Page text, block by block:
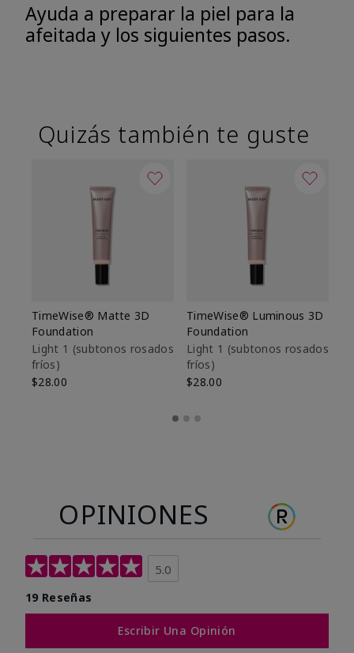
Ayuda a preparar la piel para la
afeitada y los siguientes pasos.
Quizás también te guste
TimeWise® Matte 3D
Foundation
Light 1​ (subtonos rosados
fríos)
$28.00
TimeWise® Luminous 3D
Foundation
Light 1​ (subtonos rosados
fríos)
$28.00
OPINIONES
5.0
19 Reseñas
Escribir Una Opinión